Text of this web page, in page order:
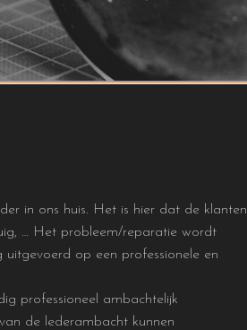
in ons huis. Het is hier dat de klanten
… Het probleem/reparatie wordt
op een professionele en
professioneel ambachtelijk
de lederambacht kunnen